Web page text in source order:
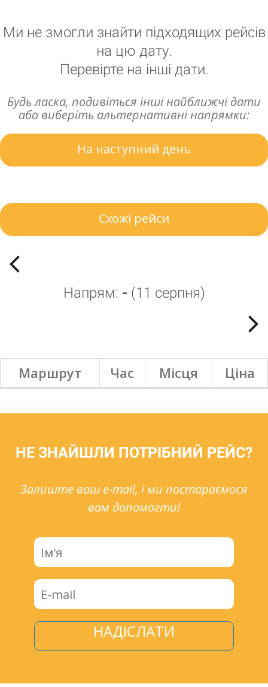
Ми не змогли знайти підходящих рейсів
на цю дату.
Перевірте на інші дати.
Будь ласка, подивіться інші найближчі дати
або виберіть альтернативні напрямки:
На наступний день
Схожі рейси
Напрям: - (11 серпня)
Маршрут Час Місця Ціна
НЕ ЗНАЙШЛИ ПОТРІБНИЙ РЕЙС?
Залиште ваш e-mail, і ми постараємося
вам допомогти!
НАДІСЛАТИ